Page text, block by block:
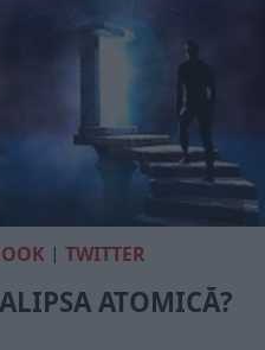
|TWITTER
ATOMICĂ?